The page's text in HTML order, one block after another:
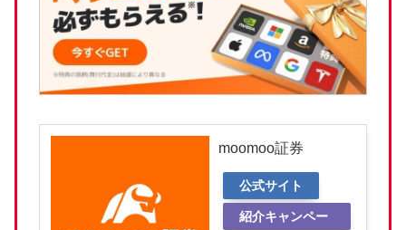
moomoo証券
公式サイト
紹介キャンペー